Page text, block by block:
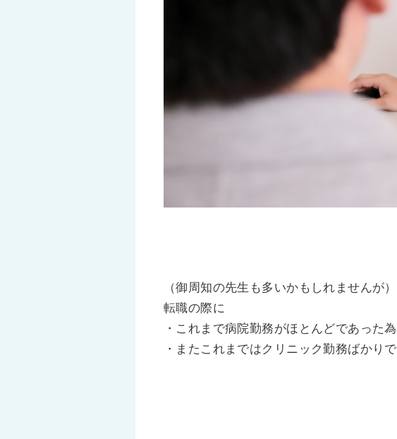
（御周知の先生も多いかもしれませんが）
転職の際に
・これまで病院勤務がほとんどであった
・またこれまではクリニック勤務ばかり